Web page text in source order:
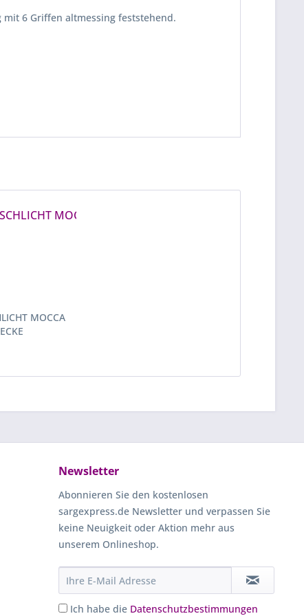
6 Griffen altmessing feststehend.
MOCCA
Newsletter
Abonnieren Sie den kostenlosen
sargexpress.de Newsletter und verpassen Sie
keine Neuigkeit oder Aktion mehr aus
unserem Onlineshop.
Ich habe die Datenschutzbestimmungen